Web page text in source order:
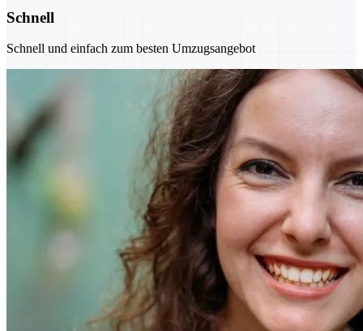
Schnell
Schnell und einfach zum besten Umzugsangebot